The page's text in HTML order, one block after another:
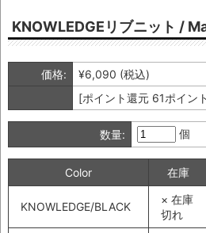
KNOWLEDGEリブニット /
価格: ¥6,090 (税込)
[ポイント還元 61ポイン
数量: 個
Color 在庫
KNOWLEDGE/BLACK
× 在庫
切れ